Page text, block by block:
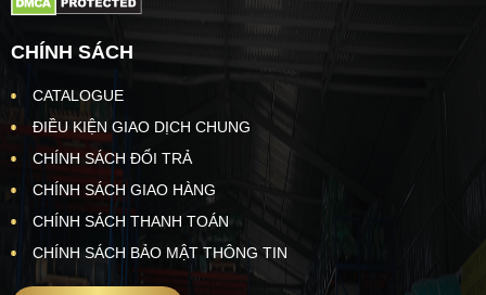
CHÍNH SÁCH
CATALOGUE
ĐIỀU KIỆN GIAO DỊCH CHUNG
CHÍNH SÁCH ĐỔI TRẢ
CHÍNH SÁCH GIAO HÀNG
CHÍNH SÁCH THANH TOÁN
CHÍNH SÁCH BẢO MẬT THÔNG TIN